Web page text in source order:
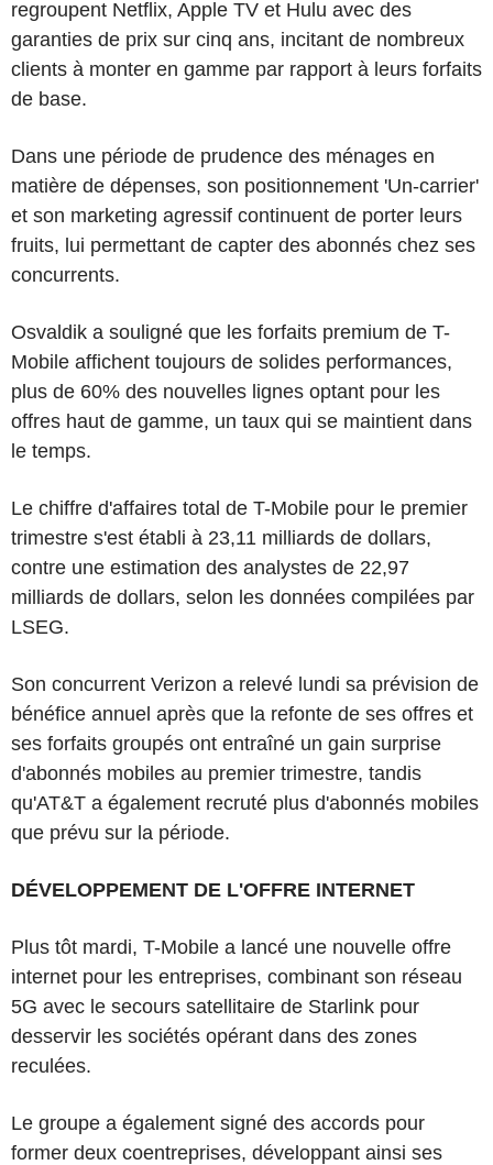
regroupent Netflix, Apple TV et Hulu avec des
garanties de prix sur cinq ans, incitant de nombreux
clients à monter en gamme par rapport à leurs forfaits
de base.
Dans une période de prudence des ménages en
matière de dépenses, son positionnement 'Un-carrier'
et son marketing agressif continuent de porter leurs
fruits, lui permettant de capter des abonnés chez ses
concurrents.
Osvaldik a souligné que les forfaits premium de T-
Mobile affichent toujours de solides performances,
plus de 60% des nouvelles lignes optant pour les
offres haut de gamme, un taux qui se maintient dans
le temps.
Le chiffre d'affaires total de T-Mobile pour le premier
trimestre s'est établi à 23,11 milliards de dollars,
contre une estimation des analystes de 22,97
milliards de dollars, selon les données compilées par
LSEG.
Son concurrent Verizon a relevé lundi sa prévision de
bénéfice annuel après que la refonte de ses offres et
ses forfaits groupés ont entraîné un gain surprise
d'abonnés mobiles au premier trimestre, tandis
qu'AT&T a également recruté plus d'abonnés mobiles
que prévu sur la période.
DÉVELOPPEMENT DE L'OFFRE INTERNET
Plus tôt mardi, T-Mobile a lancé une nouvelle offre
internet pour les entreprises, combinant son réseau
5G avec le secours satellitaire de Starlink pour
desservir les sociétés opérant dans des zones
reculées.
Le groupe a également signé des accords pour
former deux coentreprises, développant ainsi ses